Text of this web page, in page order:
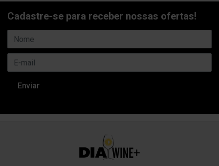
Cadastre-se para receber nossas ofertas!